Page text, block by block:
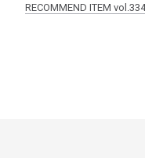
RECOMMEND ITEM vol.334